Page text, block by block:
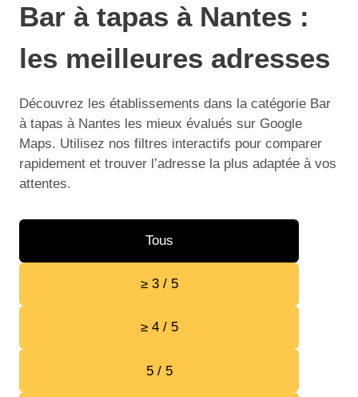
Bar à tapas à Nantes :
les meilleures adresses
Découvrez les établissements dans la catégorie Bar
à tapas à Nantes les mieux évalués sur Google
Maps. Utilisez nos filtres interactifs pour comparer
rapidement et trouver l’adresse la plus adaptée à vos
attentes.
Tous
≥ 3 / 5
≥ 4 / 5
5 / 5